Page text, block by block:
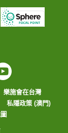
樂施會在台灣
私隱政策 (澳門)